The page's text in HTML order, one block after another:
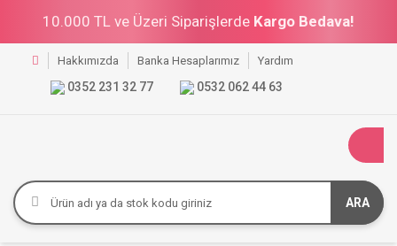
10.000 TL ve Üzeri Siparişlerde Kargo Bedava!
Hakkımızda Banka Hesaplarımız Yardım
0352 231 32 77 0532 062 44 63
ARA